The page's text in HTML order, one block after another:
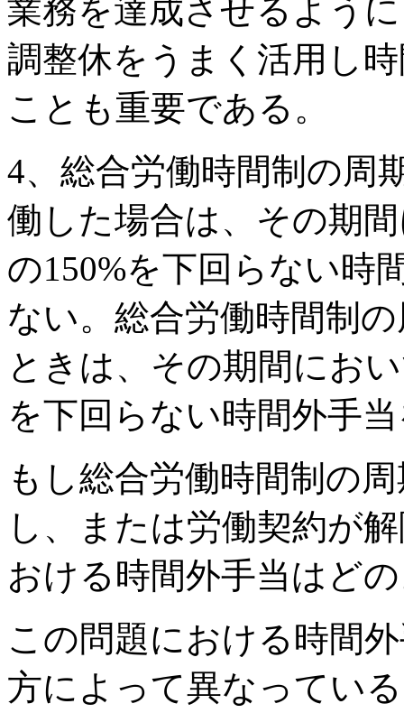
業務を達成させるよう
調整休をうまく活用し
ことも重要である。
4、総合労働時間制の周
働した場合は、その期
の150%を下回らない時
ない。総合労働時間制
ときは、その期間にお
を下回らない時間外手
もし総合労働時間制の
し、または労働契約が
おける時間外手当はど
この問題における時間
方によって異なってい